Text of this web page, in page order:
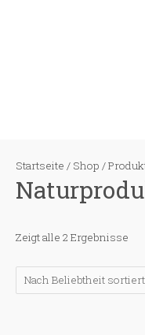
Startseite / Shop /
Zeigt alle 2 Ergebnisse